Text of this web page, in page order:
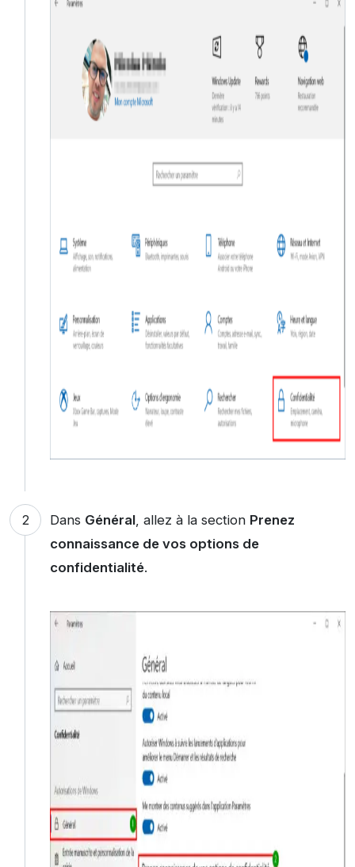
Dans Général, allez à la section Prenez
connaissance de vos options de
confidentialité.